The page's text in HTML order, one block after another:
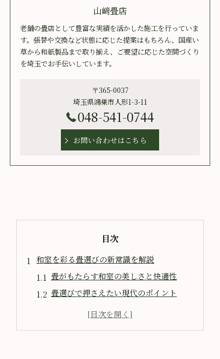
山﨑畳店
老舗の畳店として豊富な実績を活かした施工を行っていま
す。張替や交換など状態に応じた提案はもちろん、国産い
草から和紙製品まで取り揃え、ご要望に応じた空間づくり
を埼玉でお手伝いしています。
〒365-0037
埼玉県鴻巣市人形1-3-11
048-541-0744
お問い合わせはこちら
目次
和室を彩る畳選びの新常識を解説
畳がもたらす和室の美しさと快適性
畳選びで押さえたい現代のポイント
埼玉県北本市で注目の畳素材とは